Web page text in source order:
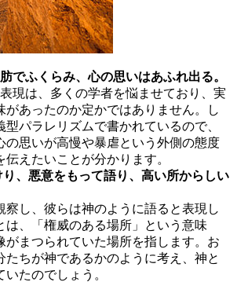
でふくらみ、心の思いはあふれ出る。
現は、多くの学者を悩ませており、実
があったのか定かではありません。し
パラレリズムで書かれているので、
の思いが高慢や暴虐という外側の態度
えたいことが分かります。
、悪意をもって語り、高い所からしい
察し、彼らは神のように語ると表現し
は、「権威のある場所」という意味
がまつられていた場所を指します。お
たちが神であるかのように考え、神と
たのでしょう。